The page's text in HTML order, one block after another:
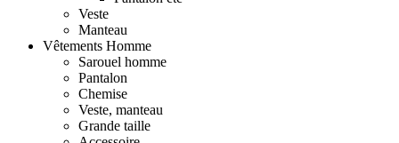
Veste
Manteau
Vêtements Homme
Sarouel homme
Pantalon
Chemise
Veste, manteau
Grande taille